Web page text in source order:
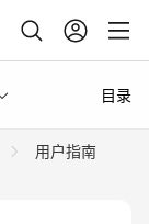
目录
用户指南